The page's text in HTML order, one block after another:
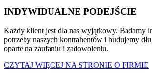
INDYWIDUALNE PODEJŚCIE
Każdy klient jest dla nas wyjątkowy. Badamy
potrzeby naszych kontrahentów i budujemy
oparte na zaufaniu i zadowoleniu.
CZYTAJ WIĘCEJ NA STRONIE O FIRMIE